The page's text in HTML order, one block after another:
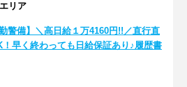
リア
勤警備】＼高日給１万4160円!!／直行直
！早く終わっても日給保証あり♪履歴書